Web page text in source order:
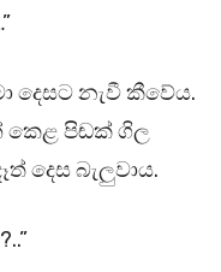
දෙසට නැවී කීවේය.
කෙළ පිඬක් ගිල
දෙස බැලුවාය.